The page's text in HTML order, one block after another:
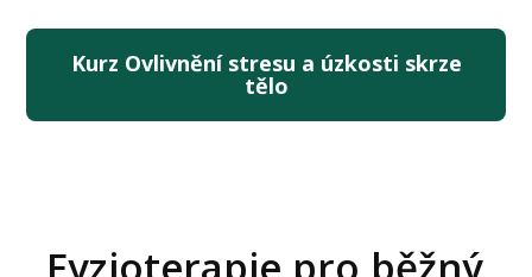
Kurz Ovlivnění stresu a úzkosti skrze
tělo